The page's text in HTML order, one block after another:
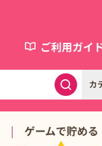
ご利用ガイ
カ
ゲームで貯める